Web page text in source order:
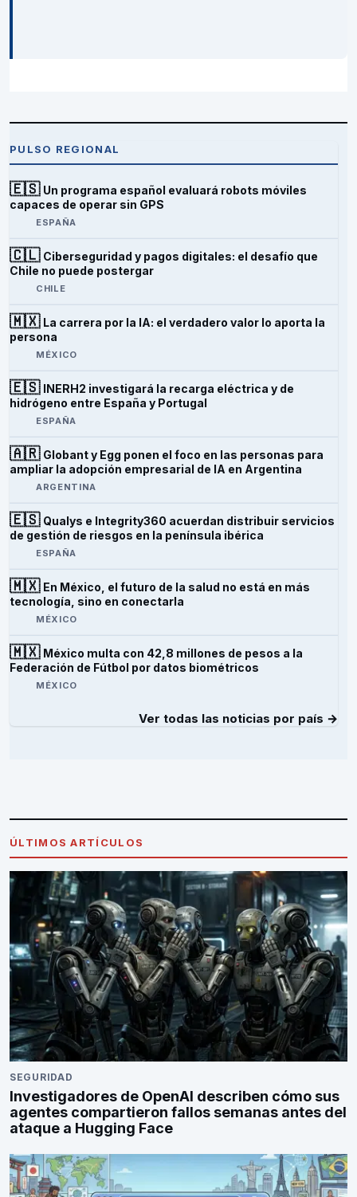
PULSO REGIONAL
🇪🇸 Un programa español evaluará robots móviles
capaces de operar sin GPS
ESPAÑA
🇨🇱 Ciberseguridad y pagos digitales: el desafío que
Chile no puede postergar
CHILE
🇲🇽 La carrera por la IA: el verdadero valor lo aporta la
persona
MÉXICO
🇪🇸 INERH2 investigará la recarga eléctrica y de
hidrógeno entre España y Portugal
ESPAÑA
🇦🇷 Globant y Egg ponen el foco en las personas para
ampliar la adopción empresarial de IA en Argentina
ARGENTINA
🇪🇸 Qualys e Integrity360 acuerdan distribuir servicios
de gestión de riesgos en la península ibérica
ESPAÑA
🇲🇽 En México, el futuro de la salud no está en más
tecnología, sino en conectarla
MÉXICO
🇲🇽 México multa con 42,8 millones de pesos a la
Federación de Fútbol por datos biométricos
MÉXICO
Ver todas las noticias por país →
ÚLTIMOS ARTÍCULOS
SEGURIDAD
Investigadores de OpenAI describen cómo sus
agentes compartieron fallos semanas antes del
ataque a Hugging Face